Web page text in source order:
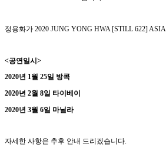
정용화가 2020 JUNG YONG HWA [STILL 622]
<공연일시>
2020년 1월 25일 방콕
2020년 2월 8일 타이베이
2020년 3월 6일 마닐라
자세한 사항은 추후 안내 드리겠습니다.